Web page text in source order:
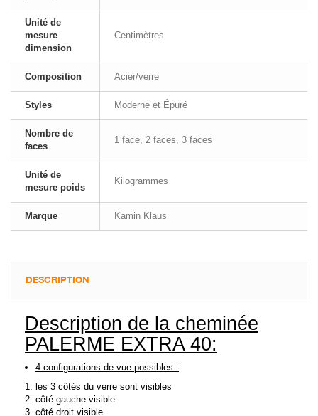
Unité de
mesure
dimension
Centimètres
Composition Acier/verre
Styles Moderne et Épuré
Nombre de
faces
1 face, 2 faces, 3 faces
Unité de
mesure poids
Kilogrammes
Marque Kamin Klaus
DESCRIPTION
Description de la cheminée
PALERME EXTRA 40:
4 configurations de vue possibles :
les 3 côtés du verre sont visibles
côté gauche visible
côté droit visible